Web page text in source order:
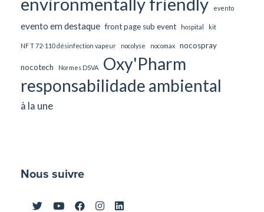
evento
evento em destaque front page sub event hospital kit
NF T 72-110 désinfection vapeur nocolyse nocomax nocospray
nocotech Normes DSVA
Oxy'Pharm
responsabilidade ambiental
à la une
Nous suivre